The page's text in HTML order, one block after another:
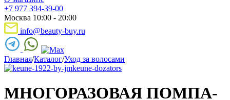
+7 977 394-39-00
Москва 10:00 - 20:00
info@beauty-buy.ru
Главная/Каталог/Уход за волосами
МНОГОРАЗОВАЯ ПОМПА-